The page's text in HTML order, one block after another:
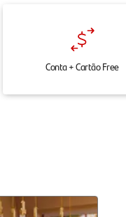
Conta + Cartão Free